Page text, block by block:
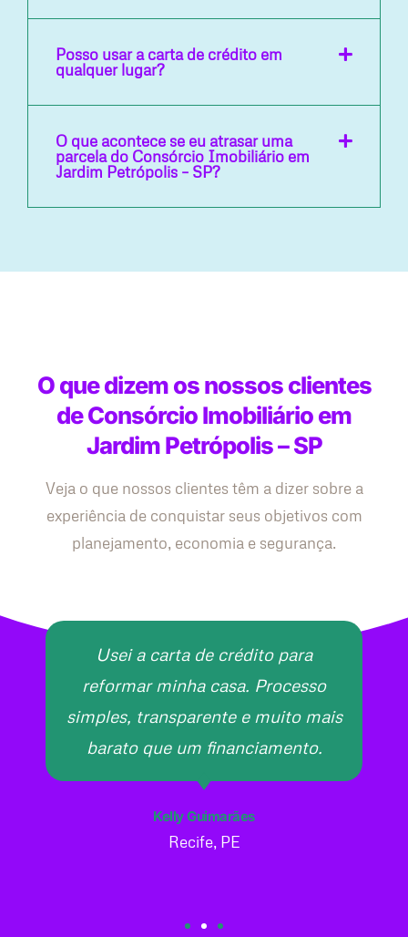
Posso usar a carta de crédito em
qualquer lugar?
O que acontece se eu atrasar uma
parcela do Consórcio Imobiliário em
Jardim Petrópolis – SP?
O que dizem os nossos clientes
de Consórcio Imobiliário em
Jardim Petrópolis – SP
Veja o que nossos clientes têm a dizer sobre a
experiência de conquistar seus objetivos com
planejamento, economia e segurança.
Usei a carta de crédito para
reformar minha casa. Processo
simples, transparente e muito mais
barato que um financiamento.
Kelly Guimarães
Recife, PE